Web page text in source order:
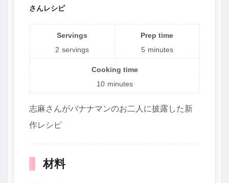
さんレシピ
Servings
2 servings
Prep time
5 minutes
Cooking time
10 minutes
志麻さんがバナナマンのお二人に披露した新
作レシピ
材料